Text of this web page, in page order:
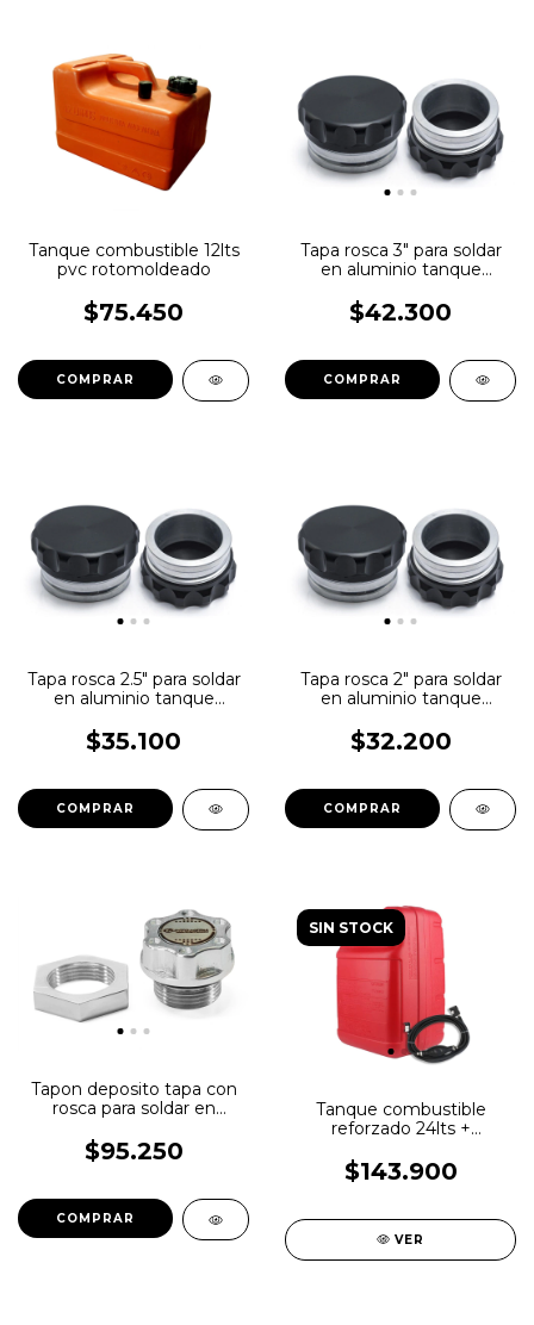
Tanque combustible 12lts
pvc rotomoldeado
$75.450
Tapa rosca 3" para soldar
en aluminio tanque
$42.300
Tapa rosca 2.5" para soldar
en aluminio tanque
$35.100
Tapa rosca 2" para soldar
en aluminio tanque
$32.200
Tapon deposito tapa con
rosca para soldar en
$95.250
SIN STOCK
Tanque combustible
reforzado 24lts +
$143.900
VER